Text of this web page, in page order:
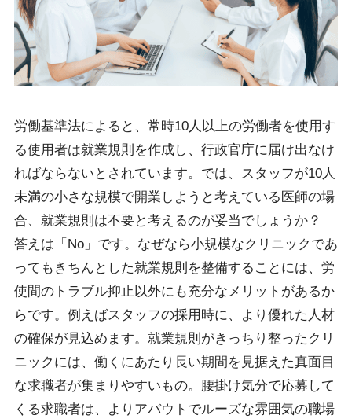
労働基準法によると、常時10人以上の労働者を使用す
る使用者は就業規則を作成し、行政官庁に届け出なけ
ればならないとされています。では、スタッフが10人
未満の小さな規模で開業しようと考えている医師の場
合、就業規則は不要と考えるのが妥当でしょうか？
答えは「No」です。なぜなら小規模なクリニックであ
ってもきちんとした就業規則を整備することには、労
使間のトラブル抑止以外にも充分なメリットがあるか
らです。例えばスタッフの採用時に、より優れた人材
の確保が見込めます。就業規則がきっちり整ったクリ
ニックには、働くにあたり長い期間を見据えた真面目
な求職者が集まりやすいもの。腰掛け気分で応募して
くる求職者は、よりアバウトでルーズな雰囲気の職場